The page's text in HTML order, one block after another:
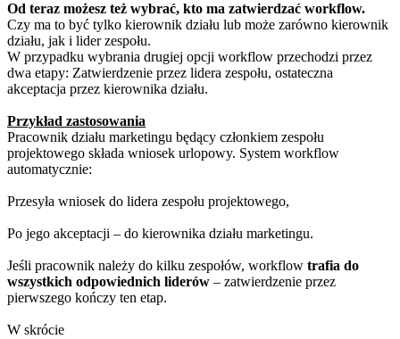
Od teraz możesz też wybrać, kto ma zatwierdzać workflow.
Czy ma to być tylko kierownik działu lub może zarówno kierownik
działu, jak i lider zespołu.
W przypadku wybrania drugiej opcji workflow przechodzi przez
dwa etapy: Zatwierdzenie przez lidera zespołu, ostateczna
akceptacja przez kierownika działu.
Przykład zastosowania
Pracownik działu marketingu będący członkiem zespołu
projektowego składa wniosek urlopowy. System workflow
automatycznie:
Przesyła wniosek do lidera zespołu projektowego,
Po jego akceptacji – do kierownika działu marketingu.
Jeśli pracownik należy do kilku zespołów, workflow trafia do
wszystkich odpowiednich liderów – zatwierdzenie przez
pierwszego kończy ten etap.
W skrócie